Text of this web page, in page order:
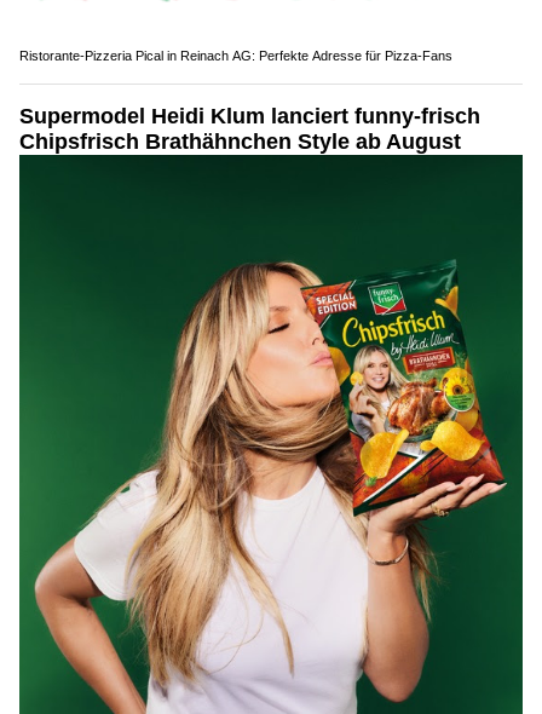
Ristorante-Pizzeria Pical in Reinach AG: Perfekte Adresse für Pizza-Fans
Supermodel Heidi Klum lanciert funny-frisch
Chipsfrisch Brathähnchen Style ab August